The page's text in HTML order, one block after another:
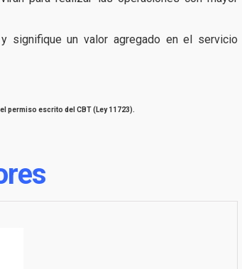
signifique un valor agregado en el servicio
permiso escrito del CBT (Ley 11723).